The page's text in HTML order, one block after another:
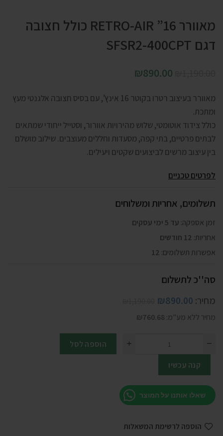
מאוורר 16” RETRO-AIR כולל חצובה
דגם SFSR2-400CPT
₪890.00
מאוורר בעיצוב רטרו בקוטר 16 אינץ’, עם בסיס חצובה אלגנטי מעץ
ומתכת.
כולל צידוד אוטומטי, שלוש מהירויות אוורור, וסטייל ייחודי שמתאים
לבתים פרטיים, בתי קפה, מסעדות וחללים מעוצבים. שילוב מושלם
בין עיצוב מרשים לביצועים שקטים ויעילים.
לפרטים טכניים
תשלומים, אחריות ומשלוחים
זמן אספקה: עד 5 ימי עסקים
אחריות: 12 חודשים
אפשרות תשלומים: 12
סה''כ לתשלום
מחיר:
₪890.00
מחיר ללא מע"מ: ₪760.68
הוספה לסל
קנה עכשיו
שאלו אותנו על המוצר
הוספה לרשימת המשאלות